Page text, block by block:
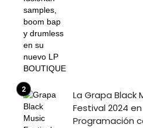
La Grapa Black
Festival 2024 en
Programación